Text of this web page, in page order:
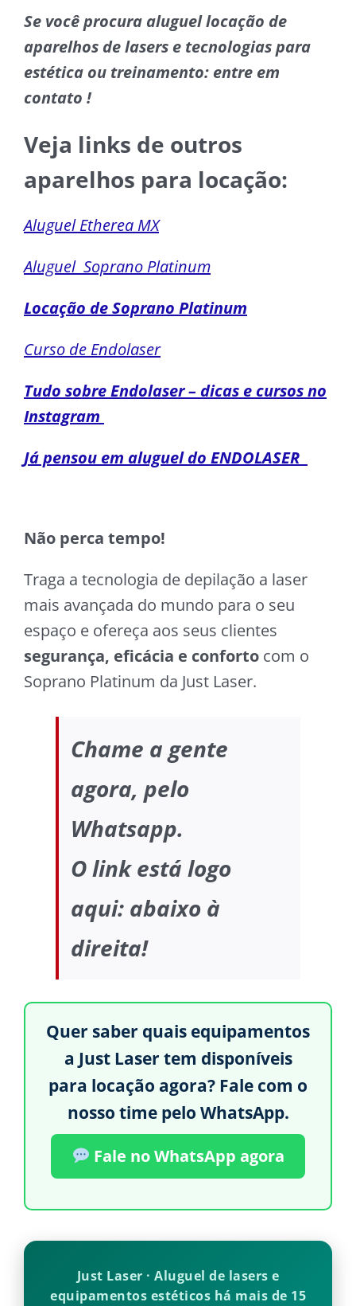
Se você procura aluguel locação de
aparelhos de lasers e tecnologias para
estética ou treinamento: entre em
contato !
Veja links de outros
aparelhos para locação:
Aluguel Etherea MX
Aluguel Soprano Platinum
Locação de Soprano Platinum
Curso de Endolaser
Tudo sobre Endolaser – dicas e cursos no
Instagram
Já pensou em aluguel do ENDOLASER
Não perca tempo!
Traga a tecnologia de depilação a laser
mais avançada do mundo para o seu
espaço e ofereça aos seus clientes
segurança, eficácia e conforto com o
Soprano Platinum da Just Laser.
Chame a gente
agora, pelo
Whatsapp.
O link está logo
aqui: abaixo à
direita!
Quer saber quais equipamentos
a Just Laser tem disponíveis
para locação agora? Fale com o
nosso time pelo WhatsApp.
Fale no WhatsApp agora
Just Laser · Aluguel de lasers e
equipamentos estéticos há mais de 15